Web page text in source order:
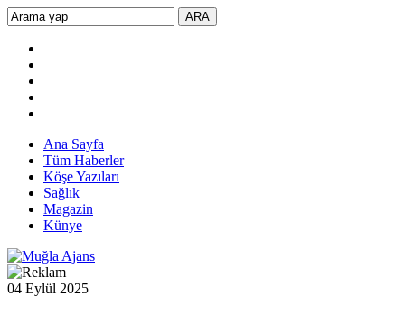
Ana Sayfa
Tüm Haberler
Köşe Yazıları
Sağlık
Magazin
Künye
04 Eylül 2025